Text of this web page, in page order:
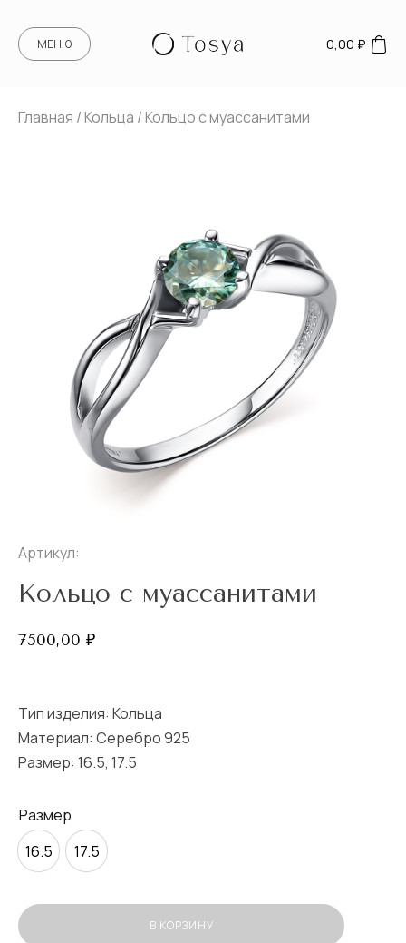
МЕНЮ 0,00 ₽
Главная /Кольца / Кольцо с муассанитами
Артикул:
Кольцо с муассанитами
7500,00 ₽
Тип изделия: Кольца
Материал: Серебро 925
Размер: 16.5, 17.5
Размер
16.5
17.5
В КОРЗИНУ